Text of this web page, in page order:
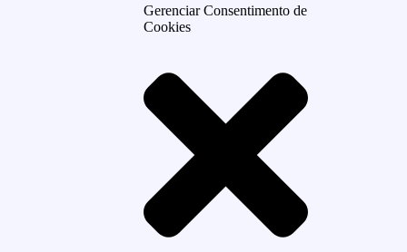
Gerenciar Consentimento de
Cookies